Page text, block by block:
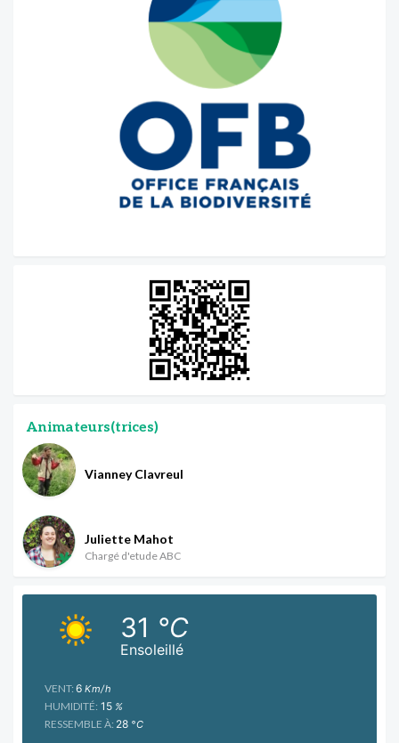
Animateurs(trices)
Vianney Clavreul
Juliette Mahot
Chargé d'etude ABC
Ensoleillé
31 °C
VENT: 6 Km/h
HUMIDITÉ: 15 %
RESSEMBLE À: 28 °C